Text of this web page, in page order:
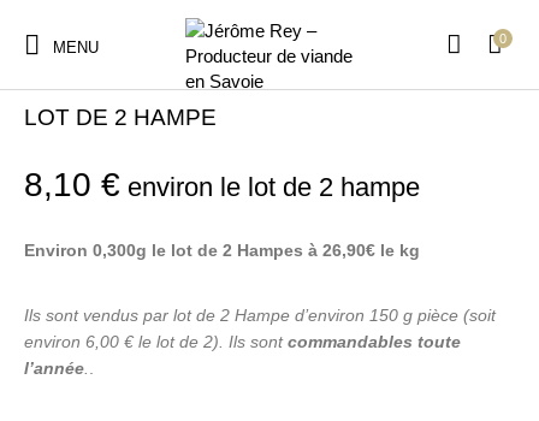
MENU
0
LOT DE 2 HAMPE
8,10€ environ le lot de 2 hampe
Environ 0,300g le lot de 2 Hampes à 26,90€ le kg
Ils sont vendus par lot de 2 Hampe d’environ 150 g pièce (soit
environ 6,00 € le lot de 2). Ils sontcommandables toute
l’année